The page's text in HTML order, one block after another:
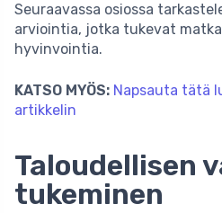
Seuraavassa osiossa
arviointia, jotka tukevat
hyvinvointia.
KATSO MYÖS: Napsauta tätä
artikkelin
Taloudellisen
tukeminen